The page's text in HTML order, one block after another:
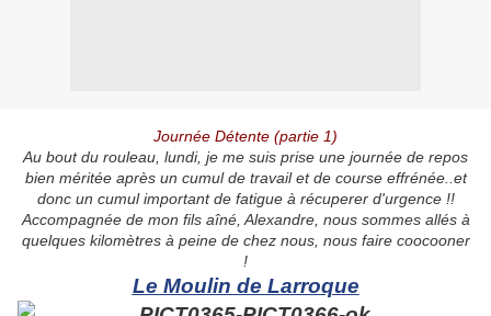
Journée Détente (partie 1)
Au bout du rouleau, lundi, je me suis prise une journée de repos
bien méritée après un cumul de travail et de course effrénée..et
donc un cumul important de fatigue à récuperer d'urgence !!
Accompagnée de mon fils aîné, Alexandre, nous sommes allés à
quelques kilomètres à peine de chez nous, nous faire coocooner
!
Le Moulin de Larroque